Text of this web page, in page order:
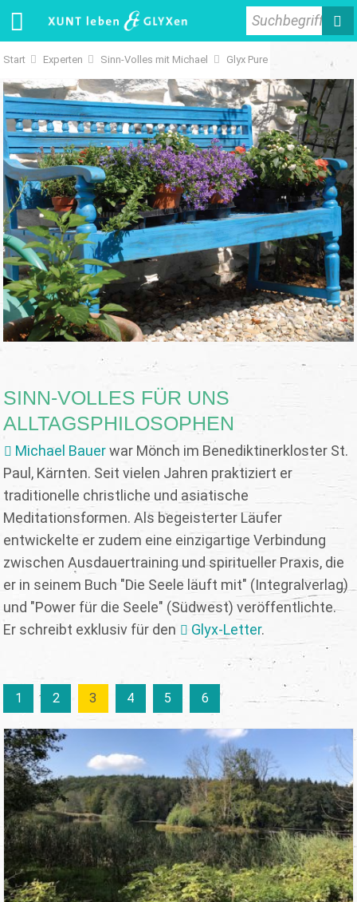
Suchbegriff
Start Experten Sinn-Volles mit Michael Glyx Pure
SINN-VOLLES FÜR UNS
ALLTAGSPHILOSOPHEN
Michael Bauerwar Mönch im Benediktinerkloster St.
Paul, Kärnten. Seit vielen Jahren praktiziert er
traditionelle christliche und asiatische
Meditationsformen. Als begeisterter Läufer
entwickelte er zudem eine einzigartige Verbindung
zwischen Ausdauertraining und spiritueller Praxis, die
er in seinem Buch "Die Seele läuft mit" (Integralverlag)
und "Power für die Seele" (Südwest) veröffentlichte.
Er schreibt exklusiv für den
Glyx-Letter.
1 2 3 4 5 6